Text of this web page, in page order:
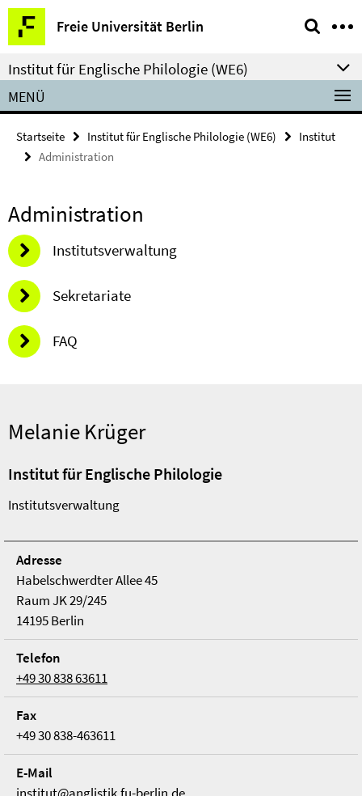
Springe
direkt
zu
Inhalt
Freie Universität Berlin
Service-
Navigation
Institut für Englische Philologie (WE6)
MENÜ
Startseite Institut für Englische Philologie (WE6)
Institut
Administration
Administration
Institutsverwaltung
Sekretariate
FAQ
Melanie Krüger
Institut für Englische Philologie
Institutsverwaltung
Adresse
Habelschwerdter Allee 45
Raum JK 29/245
14195 Berlin
Telefon
+49 30 838 63611
Fax
+49 30 838-463611
E-Mail